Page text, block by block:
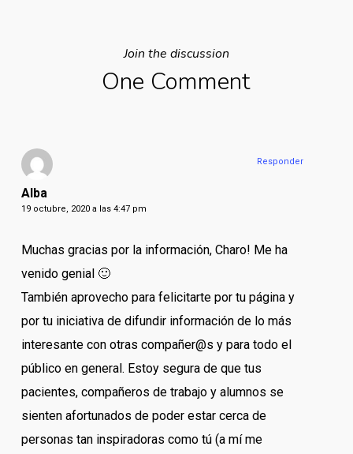
Join the discussion
One Comment
Alba
19 octubre, 2020 a las 4:47 pm
Muchas gracias por la información, Charo! Me ha
venido genial 🙂
También aprovecho para felicitarte por tu página y
por tu iniciativa de difundir información de lo más
interesante con otras compañer@s y para todo el
público en general. Estoy segura de que tus
pacientes, compañeros de trabajo y alumnos se
sienten afortunados de poder estar cerca de
personas tan inspiradoras como tú (a mí me
Responder